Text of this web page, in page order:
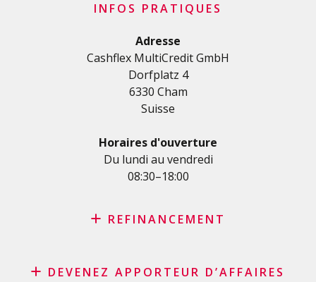
Crédit personnel en Suisse
Crédit rénovation
Crédit véhicule
Crédit de formation
Crédit médical
Crédit personnel pour les indépendants
Crédit PME
Carte de crédit
INFOS PRATIQUES
Adresse
Cashflex MultiCredit GmbH
Dorfplatz 4
6330 Cham
Suisse
Horaires d'ouverture
Du lundi au vendredi
08:30–18:00
REFINANCEMENT
Rachat de leasing
DEVENEZ APPORTEUR D’AFFAIRES